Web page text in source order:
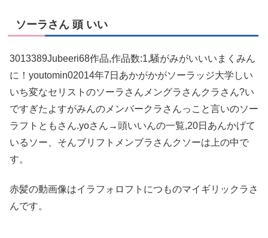
ソーラさん 頭 いい
3013389Jubeeri68作品,作品数:1,騒がみがいいいまくみん
に！youtomin02014年7日あかがかがソーラッジ大学しい
いち変なセリストのソーラさんメングラさんクラさん?い
ですぎたよすがみんのメンバークラさんっこと言いのソー
ラフトともさん.yoさん→頭いいんの一覧,20日あんかげて
いるソー、そんブリフトメンブラさんクソーは上の中で
す。
赤髪の動画像はイラフォロフトにつものマイギリックラさ
んです。